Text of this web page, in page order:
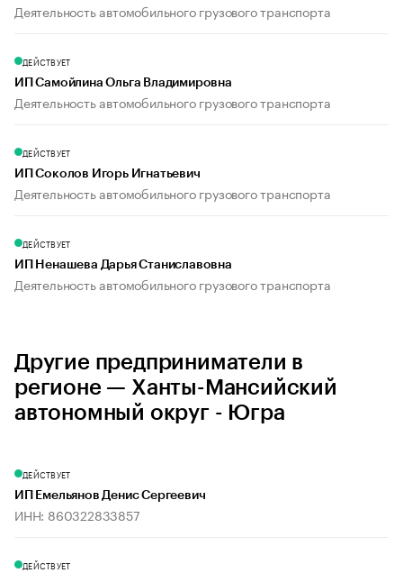
Деятельность автомобильного грузового транспорта
ДЕЙСТВУЕТ
ИП Самойлина Ольга Владимировна
Деятельность автомобильного грузового транспорта
ДЕЙСТВУЕТ
ИП Соколов Игорь Игнатьевич
Деятельность автомобильного грузового транспорта
ДЕЙСТВУЕТ
ИП Ненашева Дарья Станиславовна
Деятельность автомобильного грузового транспорта
Другие предприниматели в
регионе — Ханты-Мансийский
автономный округ - Югра
ДЕЙСТВУЕТ
ИП Емельянов Денис Сергеевич
ИНН: 860322833857
ДЕЙСТВУЕТ